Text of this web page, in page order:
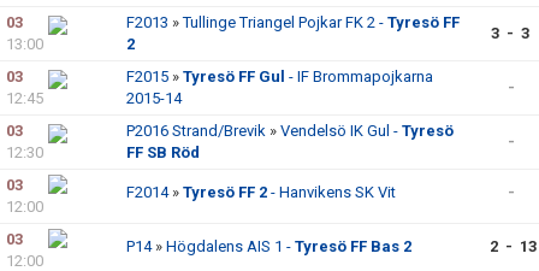
03
13:00
F2013 »Tullinge Triangel Pojkar FK 2 - Tyresö FF
2
3 - 3
03
12:45
F2015 » Tyresö FF Gul - IF Brommapojkarna
2015-14
-
03
12:30
P2016 Strand/Brevik » Vendelsö IK Gul - Tyresö
FF SB Röd
-
03
12:00
F2014» Tyresö FF 2 - Hanvikens SK Vit -
03
12:00
P14» Högdalens AIS 1 - Tyresö FF Bas 2 2 - 13